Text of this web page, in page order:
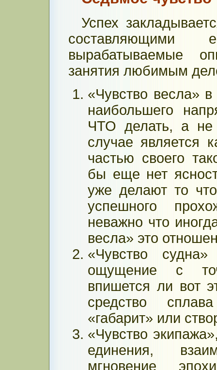
Успех
составляющими
вырабатываемые
занятия любимым
«Чувство весла»
наибольшего
ЧТО делать, а
случае является
частью своего
бы еще нет
уже делают то
успешного
неважно что
весла» это
«Чувство
ощущение с
впишется ли вот
средство
«габарит» или
«Чувство
единения,
мгновение